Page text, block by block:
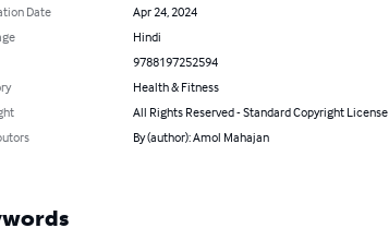
Date
Apr 24, 2024
Hindi
9788197252594
Health & Fitness
All Rights Reserved - Standard Copyright License
By (author): Amol Mahajan